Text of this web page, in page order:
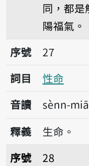
同，都是
陽福氣。
序號27性命
序號
27
詞目
性命
音讀
sènn-
釋義
生命。
序號28身命
序號
28